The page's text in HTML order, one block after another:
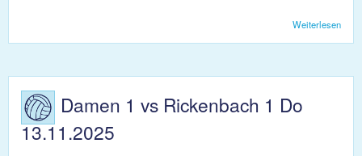
Weiterlesen
Damen 1 vs Rickenbach 1 Do
13.11.2025